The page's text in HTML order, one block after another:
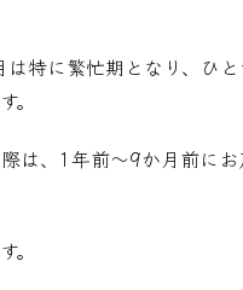
特に繁忙期となり、 ひ
。
は、1年前～9か月前に
。